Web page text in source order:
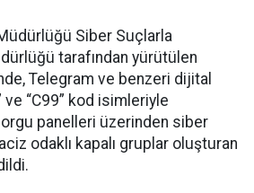
Siber Suçlarla
tarafından yürütülen
Telegram ve benzeri dijital
“C99” kod isimleriyle
panelleri üzerinden siber
odaklı kapalı gruplar oluşturan